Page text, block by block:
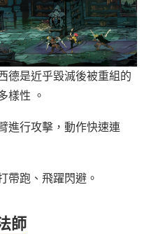
德是近乎毀滅後被重組的
樣性 。
進行攻擊，動作快速連
帶跑、飛躍閃避。
師